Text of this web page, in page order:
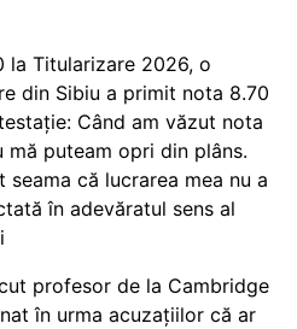
la Titularizare 2026, o
din Sibiu a primit nota 8.70
Când am văzut nota
mă puteam opri din plâns.
seama că lucrarea mea nu a
în adevăratul sens al
profesor de la Cambridge
în urma acuzațiilor că ar